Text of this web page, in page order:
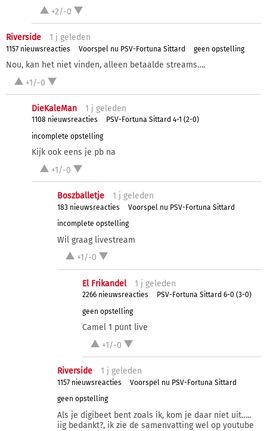
+2/-0
Riverside 1 j geleden
1157 nieuwsreacties Voorspel nu PSV-Fortuna Sittard geen opstelling
Nou, kan het niet vinden, alleen betaalde streams….
+1/-0
DieKaleMan 1 j geleden
1108 nieuwsreacties
PSV-Fortuna Sittard 4-1 (2-0)
incomplete opstelling
Kijk ook eens je pb na
+1/-0
Boszballetje 1 j geleden
183 nieuwsreacties
Voorspel nu PSV-Fortuna Sittard
incomplete opstelling
Wil graag livestream
+1/-0
El Frikandel 1 j geleden
2266 nieuwsreacties
PSV-Fortuna Sittard 6-0 (3-0)
geen opstelling
Camel 1 punt live
+1/-0
Riverside 1 j geleden
1157 nieuwsreacties
Voorspel nu PSV-Fortuna Sittard
geen opstelling
Als je digibeet bent zoals ik, kom je daar niet uit…..
iig bedankt?, ik zie de samenvatting wel op youtube